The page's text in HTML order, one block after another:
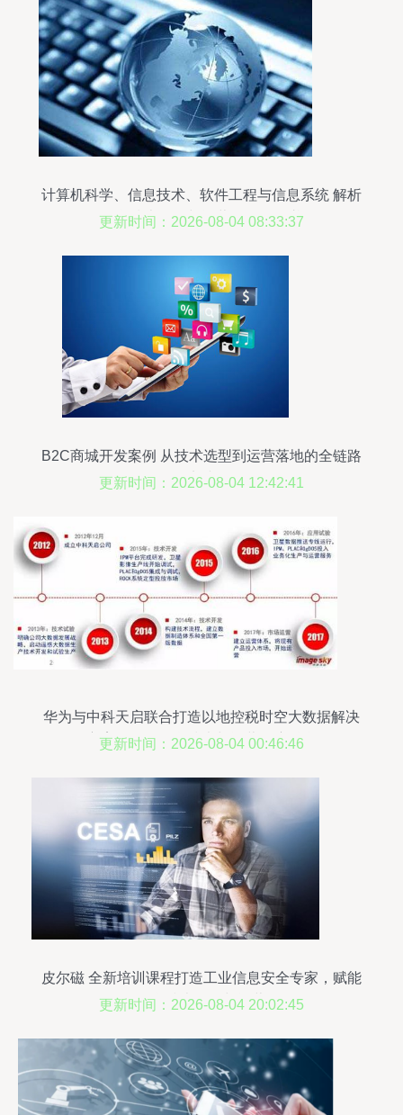
计算机科学、信息技术、软件工程与信息系统 解析
信息技术开发与运营的全景图谱
更新时间：2026-08-04 08:33:37
B2C商城开发案例 从技术选型到运营落地的全链路
实践
更新时间：2026-08-04 12:42:41
华为与中科天启联合打造以地控税时空大数据解决
方案，推动信息技术与运营深度融合
更新时间：2026-08-04 00:46:46
皮尔磁 全新培训课程打造工业信息安全专家，赋能
信息技术开发与运营
更新时间：2026-08-04 20:02:45